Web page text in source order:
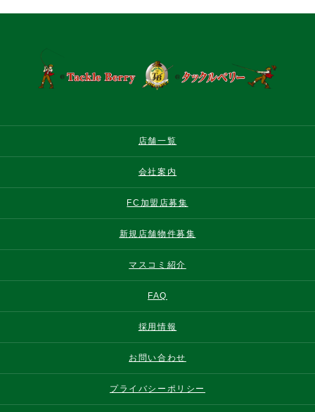
店舗一覧
会社案内
FC加盟店募集
新規店舗物件募集
マスコミ紹介
FAQ
採用情報
お問い合わせ
プライバシーポリシー